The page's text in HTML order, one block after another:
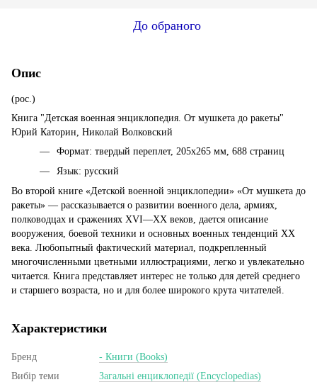
До обраного
Опис
(рос.)
Книга "Детская военная энциклопедия. От мушкета до ракеты"
Юрий Каторин, Николай Волковский
Формат: твердый переплет, 205х265 мм, 688 страниц
Язык: русский
Во второй книге «Детской военной энциклопедии» «От мушкета до
ракеты» — рассказывается о развитии военного дела, армиях,
полководцах и сражениях XVI—XX веков, дается описание
вооружения, боевой техники и основных военных тенденций XX
века. Любопытный фактический материал, подкрепленный
многочисленными цветными иллюстрациями, легко и увлекательно
читается. Книга представляет интерес не только для детей среднего
и старшего возраста, но и для более широкого крута читателей.
Характеристики
Бренд
- Книги (Books)
Вибір теми
Загальні енциклопедії (Encyclopedias)